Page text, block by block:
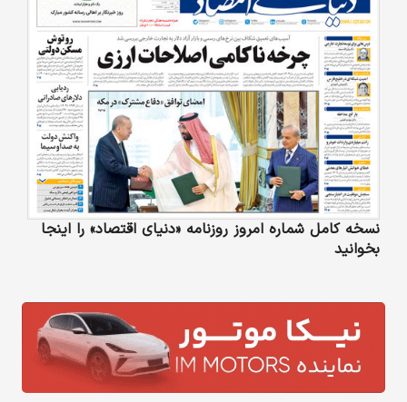
نسخه کامل شماره امروز روزنامه «دنیای‌ اقتصاد» را اینجا
بخوانید